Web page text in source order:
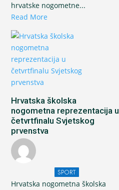
hrvatske nogometne...
Read More
Hrvatska školska
nogometna reprezentacija u
četvrtfinalu Svjetskog
prvenstva
SPORT
Hrvatska nogometna školska